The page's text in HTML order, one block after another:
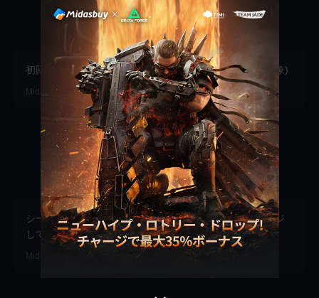
初回購入 = 2x 月相！ (1回/階層、全プラットフォーム対象)
Midasbuy · 2026-07-10
シーズンパスの直接購入が開始！デルタコインをチャージ
して最大35％のボーナスをゲット！
Midasbuy · 2026-07-01